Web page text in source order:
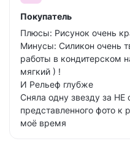
Покупатель
Плюсы: Рисунок очень
Минусы: Силикон очень
работы в кондитерском
мягкий ) !
И Рельеф глубже
Сняла одну звезду за НЕ
представленного фото к
моё время